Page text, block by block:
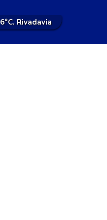
6°C. Rivadavia